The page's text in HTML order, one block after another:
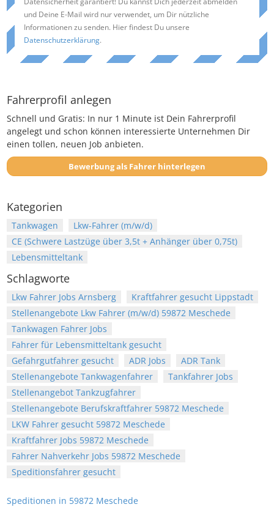
und Deine E-Mail wird nur verwendet, um Dir nützliche
Informationen zu senden. Hier findest Du unsere
Datenschutzerklärung.
Fahrerprofil anlegen
Schnell und Gratis: In nur 1 Minute ist Dein Fahrerprofil
angelegt und schon können interessierte Unternehmen Dir
einen tollen, neuen Job anbieten.
Bewerbung als Fahrer hinterlegen
Kategorien
Tankwagen
Lkw-Fahrer (m/w/d)
CE (Schwere Lastzüge über 3,5t + Anhänger über 0,75t)
Lebensmitteltank
Schlagworte
Lkw Fahrer Jobs Arnsberg
Kraftfahrer gesucht Lippstadt
Stellenangebote Lkw Fahrer (m/w/d) 59872 Meschede
Tankwagen Fahrer Jobs
Fahrer für Lebensmitteltank gesucht
Gefahrgutfahrer gesucht
ADR Jobs
ADR Tank
Stellenangebote Tankwagenfahrer
Tankfahrer Jobs
Stellenangebot Tankzugfahrer
Stellenangebote Berufskraftfahrer 59872 Meschede
LKW Fahrer gesucht 59872 Meschede
Kraftfahrer Jobs 59872 Meschede
Fahrer Nahverkehr Jobs 59872 Meschede
Speditionsfahrer gesucht
Speditionen in 59872 Meschede